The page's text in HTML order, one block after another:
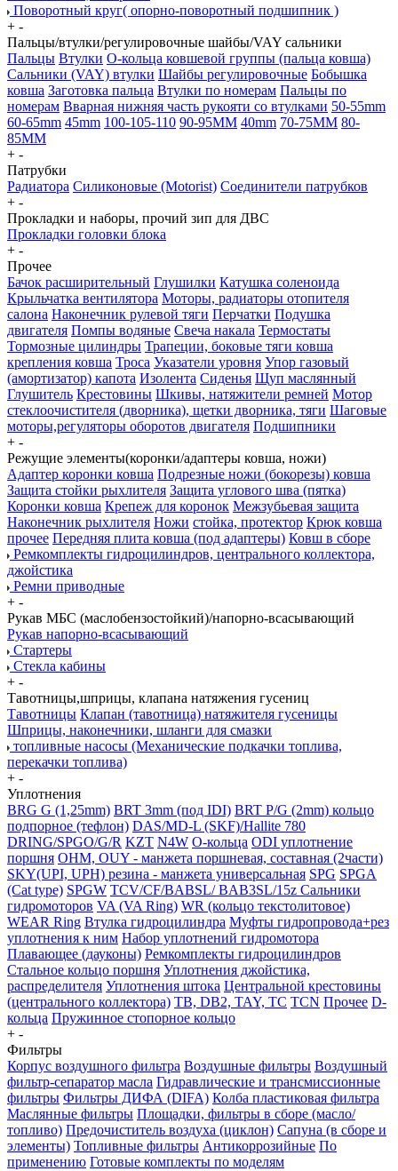
Поворотный круг( опорно-поворотный подшипник )
+ -
Пальцы/втулки/регулировочные шайбы/VAY сальники
Пальцы Втулки О-кольца ковшевой группы (пальца ковша)
Сальники (VAY) втулки Шайбы регулировочные Бобышка
ковша Заготовка пальца Втулки по номерам Пальцы по
номерам Вварная нижняя часть рукояти со втулками 50-55mm
60-65mm 45mm 100-105-110 90-95MM 40mm 70-75MM 80-
85MM
+ -
Патрубки
Радиатора Силиконовые (Motorist) Соединители патрубков
+ -
Прокладки и наборы, прочий зип для ДВС
Прокладки головки блока
+ -
Прочее
Бачок расширительный Глушилки Катушка соленоида
Крыльчатка вентилятора Моторы, радиаторы отопителя
салона Наконечник рулевой тяги Перчатки Подушка
двигателя Помпы водяные Свеча накала Термостаты
Тормозные цилиндры Трапеции, боковые тяги ковша
крепления ковша Троса Указатели уровня Упор газовый
(амортизатор) капота Изолента Сиденья Щуп маслянный
Глушитель Крестовины Шкивы, натяжители ремней Мотор
стеклоочистителя (дворника), щетки дворника, тяги Шаговые
моторы,регуляторы оборотов двигателя Подшипники
+ -
Режущие элементы(коронки/адаптеры ковша, ножи)
Адаптер коронки ковша Подрезные ножи (бокорезы) ковша
Защита стойки рыхлителя Защита углового шва (пятка)
Коронки ковша Крепеж для коронок Межзубьевая защита
Наконечник рыхлителя Ножи стойка, протектор Крюк ковша
прочее Передняя плита ковша (под адаптеры) Ковш в сборе
Ремкомплекты гидроцилиндров, центрального коллектора,
джойстика
Ремни приводные
+ -
Рукав МБС (маслобензостойкий)/напорно-всасывающий
Рукав напорно-всасывающий
Стартеры
Стекла кабины
+ -
Тавотницы,шприцы, клапана натяжения гусениц
Тавотницы Клапан (тавотница) натяжителя гусеницы
Шприцы, наконечники, шланги для смазки
топливные насосы (Механические подкачки топлива,
перекачки топлива)
+ -
Уплотнения
BRG G (1,25mm) BRT 3mm (под IDI) BRT P/G (2mm) кольцо
подпорное (тефлон) DAS/MD-L (SKF)/Hallite 780
DRING/SPGO/G/R KZT N4W O-кольца ODI уплотнение
поршня OHM, OUY - манжета поршневая, составная (2части)
SKY(UPI, UPH) резина - манжета универсальная SPG SPGA
(Cat type) SPGW TCV/CF/BABSL/ BAB3SL/15z Сальники
гидромоторов VA (VA Ring) WR (кольцо текстолитовое)
WEAR Ring Втулка гидроцилиндра Муфты гидропровода+рез
уплотнения к ним Набор уплотнений гидромотора
Плавающее (дауконы) Ремкомплекты гидроцилиндров
Стальное кольцо поршня Уплотнения джойстика,
распределителя Уплотнения штока Центральной крестовины
(центрального коллектора) TB, DB2, TAY, TC TCN Прочее D-
кольца Пружинное стопорное кольцо
+ -
Фильтры
Корпус воздушного фильтра Воздушные фильтры Воздушный
фильтр-сепаратор масла Гидравлические и трансмиссионные
фильтры Фильтры ДИФА (DIFA) Колба пластиковая фильтра
Маслянные фильтры Площадки, фильтры в сборе (масло/
топливо) Предочиститель воздуха (циклон) Сапуна (в сборе и
элементы) Топливные фильтры Антикоррозийные По
применению Готовые комплекты по моделям